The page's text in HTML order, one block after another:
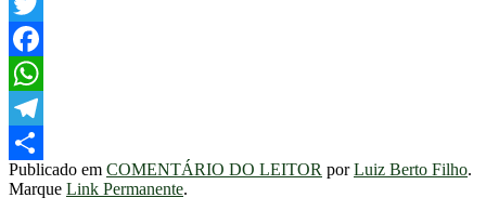
Twitter
Facebook
WhatsApp
Telegram
Share
Publicado em COMENTÁRIO DO LEITOR porLuiz Berto Filho.
Marque Link Permanente.